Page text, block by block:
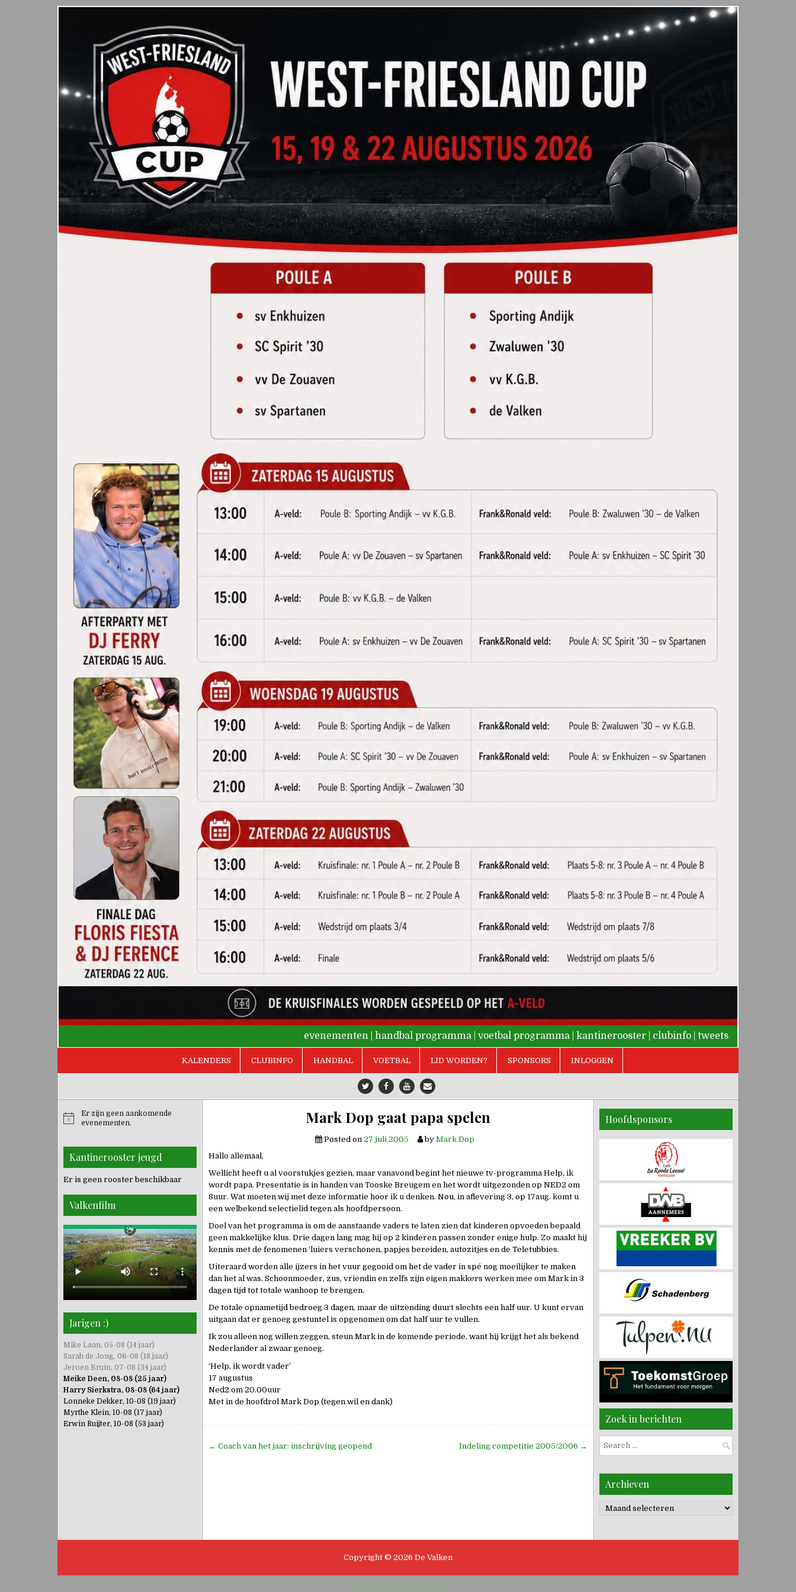
evenementen handbal programma voetbal programma kantinerooster clubinfo tweets
KALENDERS CLUBINFO HANDBAL VOETBAL LID WORDEN? SPONSORS INLOGGEN
Mark Dop gaat papa spelen
Posted on 27 juli 2005 by Mark Dop
Hallo allemaal,
Wellicht heeft u al voorstukjes gezien, maar vanavond begint het nieuwe tv-programma Help, ik
wordt papa. Presentatie is in handen van Tooske Breugem en het wordt uitgezonden op NED2 om
8uur. Wat moeten wij met deze informatie hoor ik u denken. Nou, in aflevering 3, op 17aug. komt u
een welbekend selectielid tegen als hoofdpersoon.
Doel van het programma is om de aanstaande vaders te laten zien dat kinderen opvoeden bepaald
geen makkelijke klus. Drie dagen lang mag hij op 2 kinderen passen zonder enige hulp. Zo maakt hij
kennis met de fenomenen ‘luiers verschonen, papjes bereiden, autozitjes en de Teletubbies.
Uiteraard worden alle ijzers in het vuur gegooid om het de vader in spé nog moeilijker te maken
dan het al was. Schoonmoeder, zus, vriendin en zelfs zijn eigen makkers werken mee om Mark in 3
dagen tijd tot totale wanhoop te brengen.
De totale opnametijd bedroeg 3 dagen, maar de uitzending duurt slechts een half uur. U kunt ervan
uitgaan dat er genoeg gestuntel is opgenomen om dat half uur te vullen.
Ik zou alleen nog willen zeggen, steun Mark in de komende periode, want hij krijgt het als bekend
Nederlander al zwaar genoeg.
‘Help, ik wordt vader’
17 augustus
Ned2 om 20.00uur
Met in de hoofdrol Mark Dop (tegen wil en dank)
Bericht
← Coach van het jaar: inschrijving geopend Indeling competitie 2005/2006 →
Er zijn geen aankomende
evenementen.
Kantinerooster jeugd
Er is geen rooster beschikbaar
Valkenfilm
Jarigen :)
Mike Laan, 05-08 (14 jaar)
Sarah de Jong, 06-08 (18 jaar)
Jeroen Bruin, 07-08 (34 jaar)
Meike Deen, 08-08 (25 jaar)
Harry Sierkstra, 08-08 (64 jaar)
Lonneke Dekker, 10-08 (19 jaar)
Myrthe Klein, 10-08 (17 jaar)
Erwin Ruijter, 10-08 (53 jaar)
Hoofdsponsors
Zoek in berichten
Search
for:
Archieven
Archieven
Copyright © 2026 De Valken
Design by ThemesDNA.com